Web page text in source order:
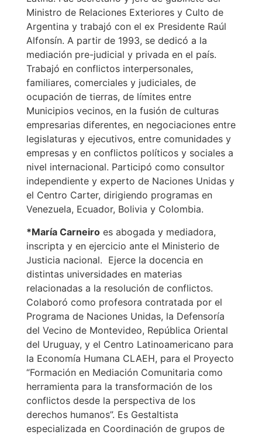
Ministro de Relaciones Exteriores y Culto de
Argentina y trabajó con el ex Presidente Raúl
Alfonsín. A partir de 1993, se dedicó a la
mediación pre-judicial y privada en el país.
Trabajó en conflictos interpersonales,
familiares, comerciales y judiciales, de
ocupación de tierras, de límites entre
Municipios vecinos, en la fusión de culturas
empresarias diferentes, en negociaciones entre
legislaturas y ejecutivos, entre comunidades y
empresas y en conflictos políticos y sociales a
nivel internacional. Participó como consultor
independiente y experto de Naciones Unidas y
el Centro Carter, dirigiendo programas en
Venezuela, Ecuador, Bolivia y Colombia.
*María Carneiroes abogada y mediadora,
inscripta y en ejercicio ante el Ministerio de
Justicia nacional. Ejerce la docencia en
distintas universidades en materias
relacionadas a la resolución de conflictos.
Colaboró como profesora contratada por el
Programa de Naciones Unidas, la Defensoría
del Vecino de Montevideo, República Oriental
del Uruguay, y el Centro Latinoamericano para
la Economía Humana CLAEH, para el Proyecto
“Formación en Mediación Comunitaria como
herramienta para la transformación de los
conflictos desde la perspectiva de los
derechos humanos”. Es Gestaltista
especializada en Coordinación de grupos de